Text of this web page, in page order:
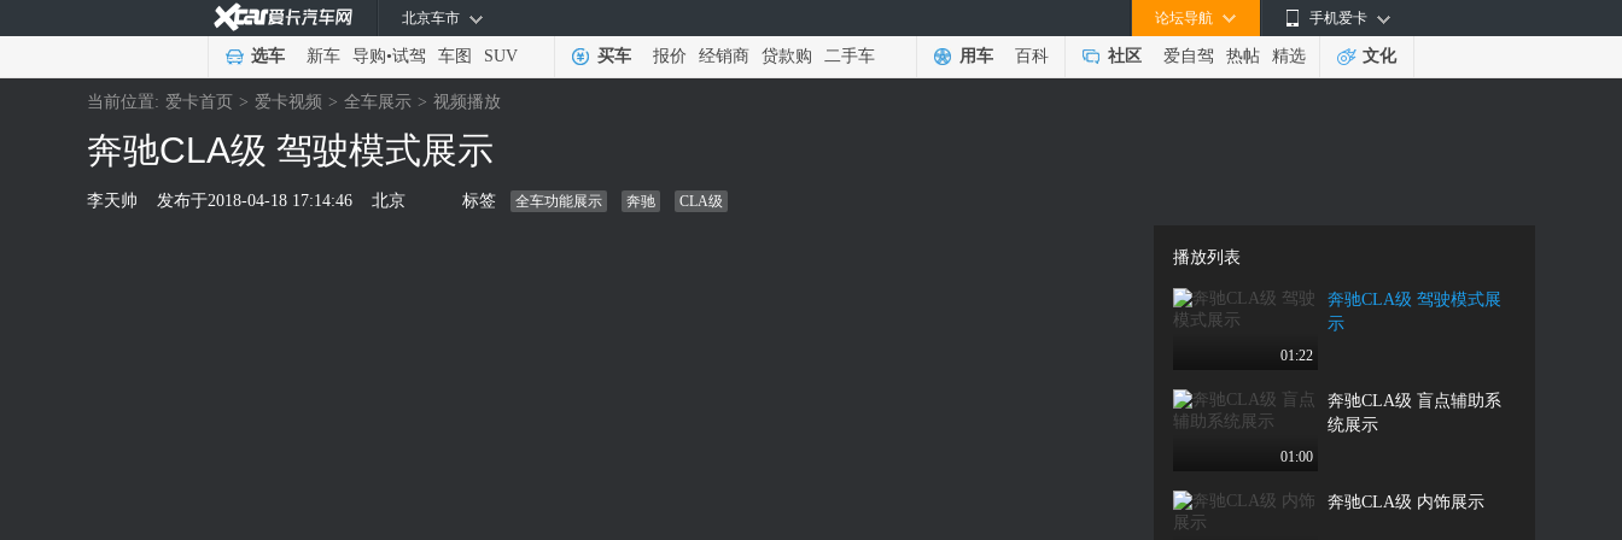
手机爱卡
论坛导航
北京车市
选车 新车 导购•试驾 车图 SUV 买车 报价 经销商 贷款购 二手车 用车 百科 社区 爱自驾 热帖 精选 文化
当前位置: 爱卡首页 > 爱卡视频 > 全车展示 > 视频播放
奔驰CLA级 驾驶模式展示
李天帅 发布于2018-04-18 17:14:46 北京 标签 全车功能展示 奔驰 CLA级
播放列表
01:22
奔驰CLA级 驾驶模式展
示
01:00
奔驰CLA级 盲点辅助系
统展示
奔驰CLA级 内饰展示